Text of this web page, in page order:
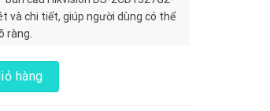
và chi tiết, giúp người dùng có thể
ràng.
LUF Trong Nhà Cố Định số lượng
hàng